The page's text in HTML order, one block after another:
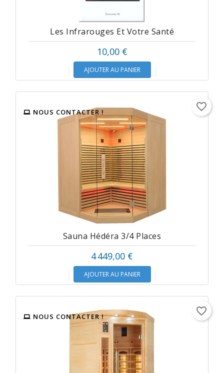
Les Infrarouges Et Votre Santé
10,00 €
AJOUTER AU PANIER
NOUS CONTACTER !
Sauna Hédéra 3/4 Places
4 449,00 €
AJOUTER AU PANIER
favorite_border
NOUS CONTACTER ! favorite_border